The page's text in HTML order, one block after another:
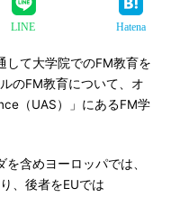
LINE Hatena
して大学院でのFM教育を
のFM教育について、オ
（UAS）」にあるFM学
含めヨーロッパでは、
、後者をEUでは